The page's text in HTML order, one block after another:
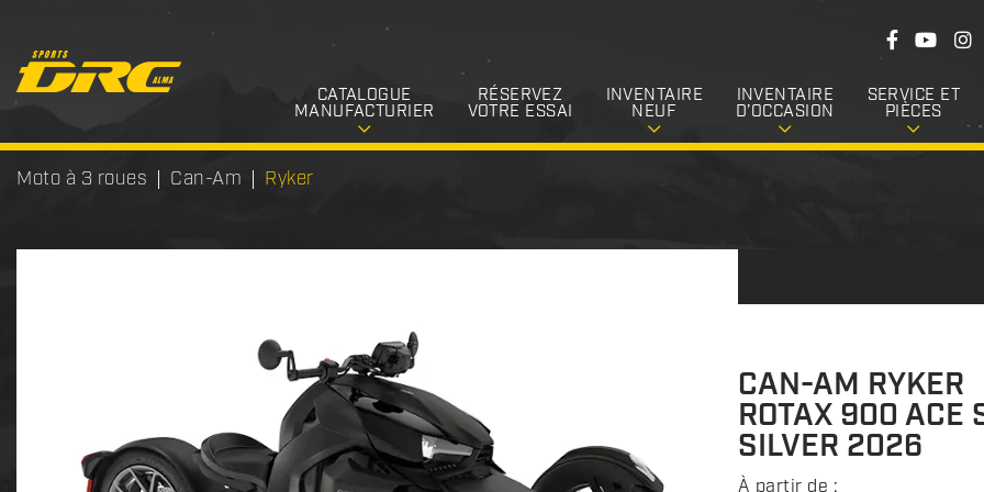
CATALOGUE
MANUFACTURIER
RÉSERVEZ
VOTRE ESSAI
INVENTAIRE
NEUF
INVENTAIRE
D’OCCASION
SERVICE ET
PIÈCES
S
i
v
e
z
F
e
b
o
k
Y
T
u
b
e
I
t
a
Moto à 3 roues Can-Am Ryker
CAN-AM RYKER
ROTAX 900 ACE
SILVER 2026
À partir de :